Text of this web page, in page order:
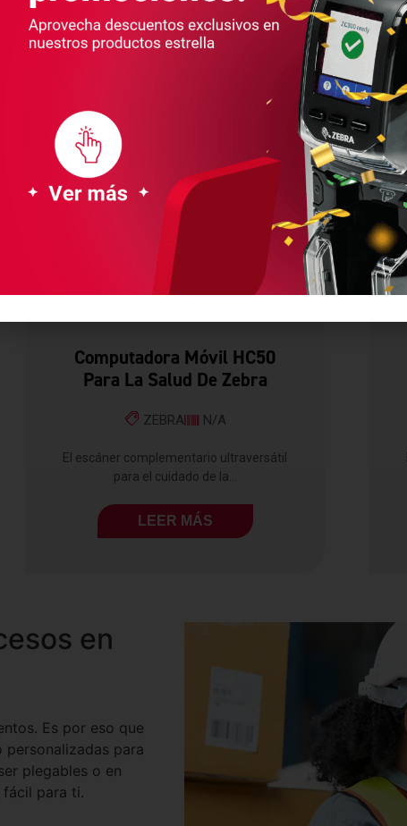
Computadora Móvil HC50
Para La Salud De Zebra
ZEBRA N/A
El escáner complementario ultraversátil
para el cuidado de la...
LEER MÁS
en
Es por eso que
para
plegables o en
fácil para ti.